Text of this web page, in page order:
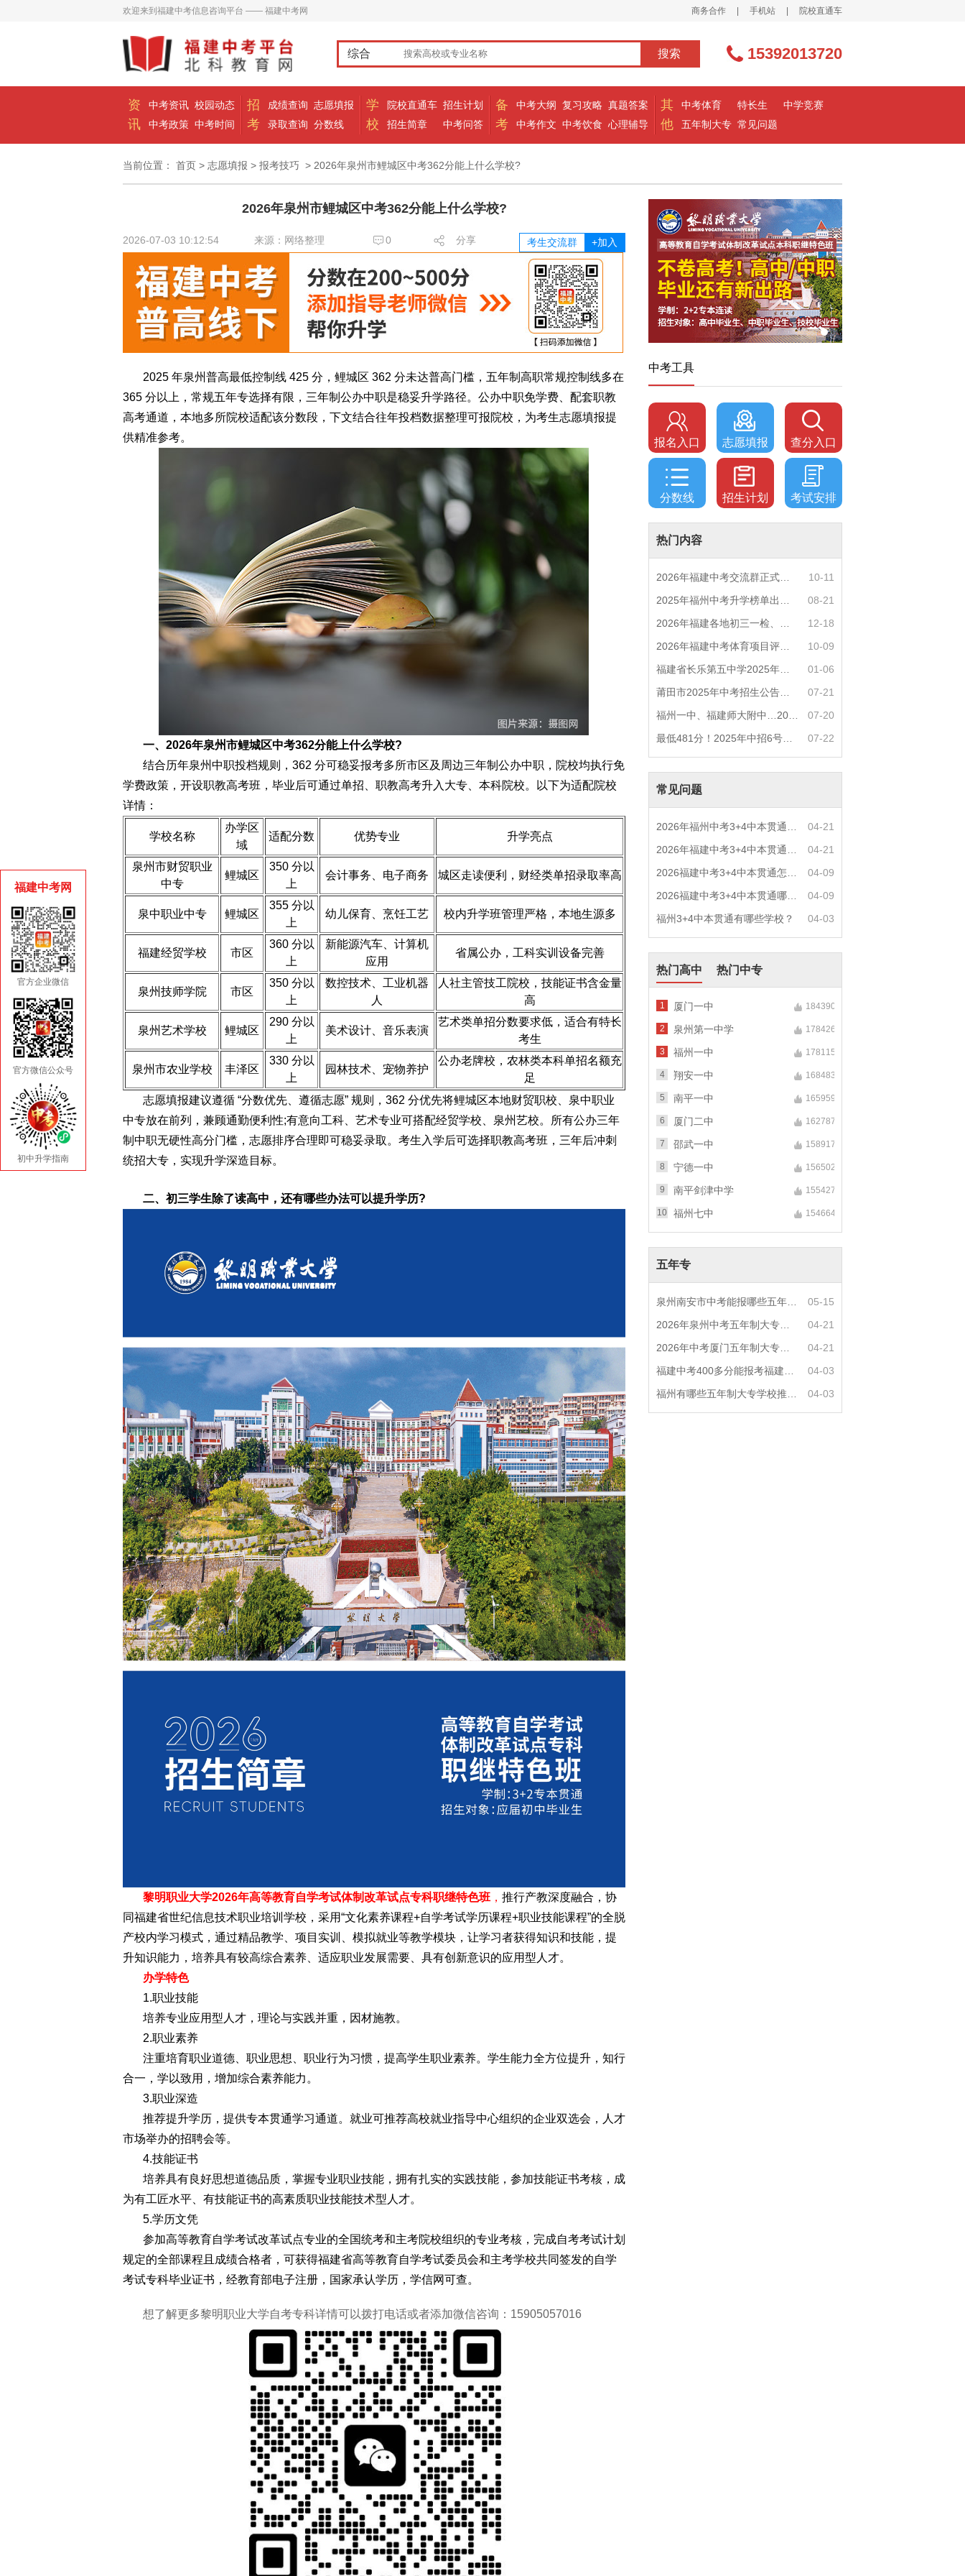
欢迎来到福建中考信息咨询平台 —— 福建中考网 商务合作 手机站 院校直通车
综合 搜索 15392013720
资
讯
中考资讯
中考政策
校园动态
中考时间
招
考
成绩查询
录取查询
志愿填报
分数线
学
校
院校直通车
招生简章
招生计划
中考问答
备
考
中考大纲
中考作文
复习攻略
中考饮食
真题答案
心理辅导
其
他
中考体育
五年制大专
特长生
常见问题
中学竞赛
当前位置： 首页 > 志愿填报 > 报考技巧 > 2026年泉州市鲤城区中考362分能上什么学校?
2026年泉州市鲤城区中考362分能上什么学校?
考生交流群 +加入
2026-07-03 10:12:54 来源：网络整理 0 分享
2025 年泉州普高最低控制线 425 分，鲤城区 362 分未达普高门槛，五年制高职常规控制线多在
365 分以上，常规五年专选择有限，三年制公办中职是稳妥升学路径。公办中职免学费、配套职教
高考通道，本地多所院校适配该分数段，下文结合往年投档数据整理可报院校，为考生志愿填报提
供精准参考。
一、2026年泉州市鲤城区中考362分能上什么学校?
结合历年泉州中职投档规则，362 分可稳妥报考多所市区及周边三年制公办中职，院校均执行免
学费政策，开设职教高考班，毕业后可通过单招、职教高考升入大专、本科院校。以下为适配院校
详情：
学校名称
办学区
域
适配分数 优势专业 升学亮点
泉州市财贸职业
中专
鲤城区
350 分以
上
会计事务、电子商务 城区走读便利，财经类单招录取率高
泉中职业中专 鲤城区
355 分以
上
幼儿保育、烹饪工艺 校内升学班管理严格，本地生源多
福建经贸学校 市区
360 分以
上
新能源汽车、计算机
应用
省属公办，工科实训设备完善
泉州技师学院 市区
350 分以
上
数控技术、工业机器
人
人社主管技工院校，技能证书含金量
高
泉州艺术学校 鲤城区
290 分以
上
美术设计、音乐表演
艺术类单招分数要求低，适合有特长
考生
泉州市农业学校 丰泽区
330 分以
上
园林技术、宠物养护
公办老牌校，农林类本科单招名额充
足
志愿填报建议遵循 “分数优先、遵循志愿” 规则，362 分优先将鲤城区本地财贸职校、泉中职业
中专放在前列，兼顾通勤便利性;有意向工科、艺术专业可搭配经贸学校、泉州艺校。所有公办三年
制中职无硬性高分门槛，志愿排序合理即可稳妥录取。考生入学后可选择职教高考班，三年后冲刺
统招大专，实现升学深造目标。
二、初三学生除了读高中，还有哪些办法可以提升学历?
黎明职业大学2026年高等教育自学考试体制改革试点专科职继特色班 ， 推行产教深度融合，协
同福建省世纪信息技术职业培训学校，采用“文化素养课程+自学考试学历课程+职业技能课程”的全脱
产校内学习模式，通过精品教学、项目实训、模拟就业等教学模块，让学习者获得知识和技能，提
升知识能力，培养具有较高综合素养、适应职业发展需要、具有创新意识的应用型人才。
办学特色
1.职业技能
培养专业应用型人才，理论与实践并重，因材施教。
2.职业素养
注重培育职业道德、职业思想、职业行为习惯，提高学生职业素养。学生能力全方位提升，知行
合一，学以致用，增加综合素养能力。
3.职业深造
推荐提升学历，提供专本贯通学习通道。就业可推荐高校就业指导中心组织的企业双选会，人才
市场举办的招聘会等。
4.技能证书
培养具有良好思想道德品质，掌握专业职业技能，拥有扎实的实践技能，参加技能证书考核，成
为有工匠水平、有技能证书的高素质职业技能技术型人才。
5.学历文凭
参加高等教育自学考试改革试点专业的全国统考和主考院校组织的专业考核，完成自考考试计划
规定的全部课程且成绩合格者，可获得福建省高等教育自学考试委员会和主考学校共同签发的自学
考试专科毕业证书，经教育部电子注册，国家承认学历，学信网可查。
想了解更多黎明职业大学自考专科详情可以拨打电话或者添加微信咨询：15905057016
中考工具
报名入口 志愿填报 查分入口
分数线 招生计划 考试安排
热门内容
10-11
08-21
12-18
10-09
01-06
07-21
07-20
07-22
常见问题
04-21
04-21
04-09
04-09
04-03
福州3+4中本贯通有哪些学校？
热门高中 热门中专
184390
1 厦门一中
178426
2 泉州第一中学
178115
3 福州一中
168483
4 翔安一中
165959
5 南平一中
162787
6 厦门二中
158917
7 邵武一中
156502
8 宁德一中
155427
9 南平剑津中学
154664
10 福州七中
五年专
05-15
04-21
04-21
04-03
04-03
福建中考网
官方企业微信
官方微信公众号
初中升学指南